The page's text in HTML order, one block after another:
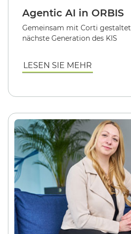
Agentic AI in ORBIS
Gemeinsam mit Corti gestaltet
nächste Generation des KIS
LESEN SIE MEHR